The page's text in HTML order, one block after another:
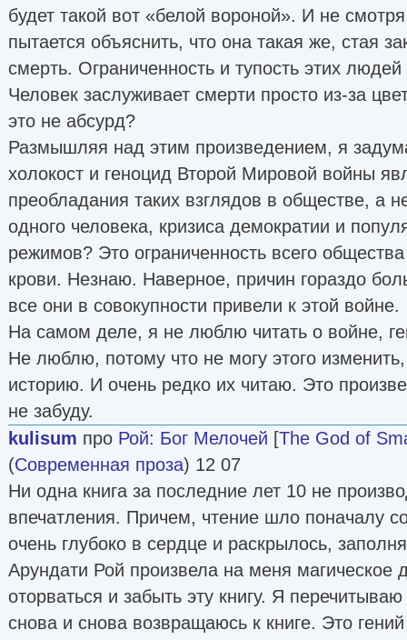
будет такой вот «белой вороной». И не
пытается объяснить, что она такая же, стая
смерть. Ограниченность и тупость этих
Человек заслуживает смерти просто из-за
это не абсурд?
Размышляя над этим произведением, я
холокост и геноцид Второй Мировой войны
преобладания таких взглядов в обществе, а
одного человека, кризиса демократии и
режимов? Это ограниченность всего
крови. Незнаю. Наверное, причин гораздо
все они в совокупности привели к этой войне.
На самом деле, я не люблю читать о войне,
Не люблю, потому что не могу этого
историю. И очень редко их читаю. Это
не забуду.
kulisum про Рой: Бог Мелочей [The God of
(Современная проза) 12 07
Ни одна книга за последние лет 10 не
впечатления. Причем, чтение шло поначалу
очень глубоко в сердце и раскрылось,
Арундати Рой произвела на меня магическое
оторваться и забыть эту книгу. Я
снова и снова возвращаюсь к книге. Это